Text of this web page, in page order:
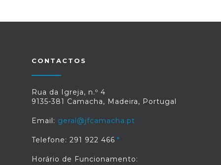
CONTACTOS
Rua da Igreja, n.º 4
9135-381 Camacha, Madeira, Portugal
Email: geral@jfcamacha.pt
Telefone: 291 922 466
Horário de Funcionamento: